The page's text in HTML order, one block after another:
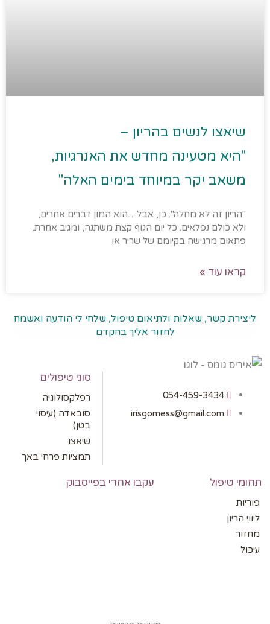
שיאצו לנשים בהריון –
"היא מטעינה מחדש את האנרגיות,
משאב יקר במיוחד בימים האלה"
"הריון זה לא מחלה". כן, אבל…הוא המון דברים אחרים,
ולא כולם נפלאים. כל יום הגוף קצת משתנה, ומגיב אחרת.
פתאום מרגישה בקיומם של שריר או
קראו עוד »
ליצירת קשר, שאלות ולתיאום טיפול, שלחי לי הודעה ואשמח
לחזור אליך בהקדם
054-459-3434
irisgomess@gmail.com
סוגי טיפולים
רפלקסולוגיה
סובאדה (עיסוי
בטן)
שיאצו
תמציות פרחי באך
תחומי טיפול
פוריות
ליווי הריון
מחזור
עיכול
עקבו אחרי בפייסבוק